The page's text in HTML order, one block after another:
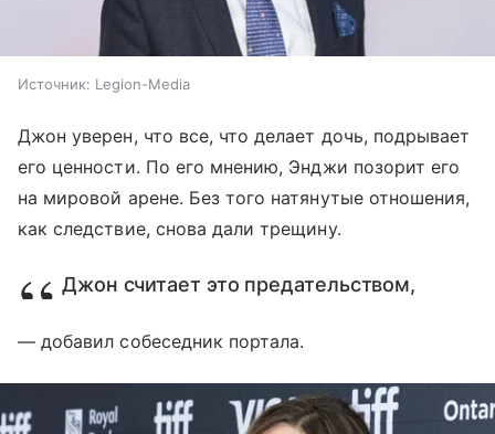
Источник: Legion-Media
Джон уверен, что все, что делает дочь, подрывает
его ценности. По его мнению, Энджи позорит его
на мировой арене. Без того натянутые отношения,
как следствие, снова дали трещину.
Джон считает это предательством,
— добавил собеседник портала.